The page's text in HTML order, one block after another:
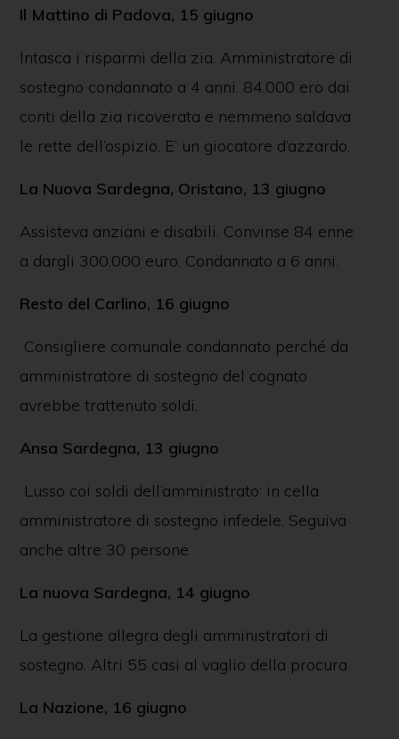
Il Mattino di Padova, 15 giugno
Intasca i risparmi della zia. Amministratore di
sostegno condannato a 4 anni. 84.000 ero dai
conti della zia ricoverata e nemmeno saldava
le rette dell’ospizio. E’ un giocatore d’azzardo.
La Nuova Sardegna, Oristano, 13 giugno
Assisteva anziani e disabili. Convinse 84 enne
a dargli 300.000 euro. Condannato a 6 anni.
Resto del Carlino, 16 giugno
Consigliere comunale condannato perché da
amministratore di sostegno del cognato
avrebbe trattenuto soldi.
Ansa Sardegna, 13 giugno
Lusso coi soldi dell’amministrato: in cella
amministratore di sostegno infedele. Seguiva
anche altre 30 persone
La nuova Sardegna, 14 giugno
La gestione allegra degli amministratori di
sostegno. Altri 55 casi al vaglio della procura
La Nazione, 16 giugno